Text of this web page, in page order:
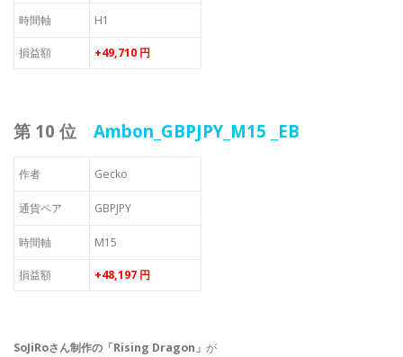
時間軸 H1
損益額 +49,710 円
第 10 位 Ambon_GBPJPY_M15 _EB
作者 Gecko
通貨ペア GBPJPY
時間軸 M15
損益額 +48,197 円
SoJiRoさん制作の「Rising Dragon」 が